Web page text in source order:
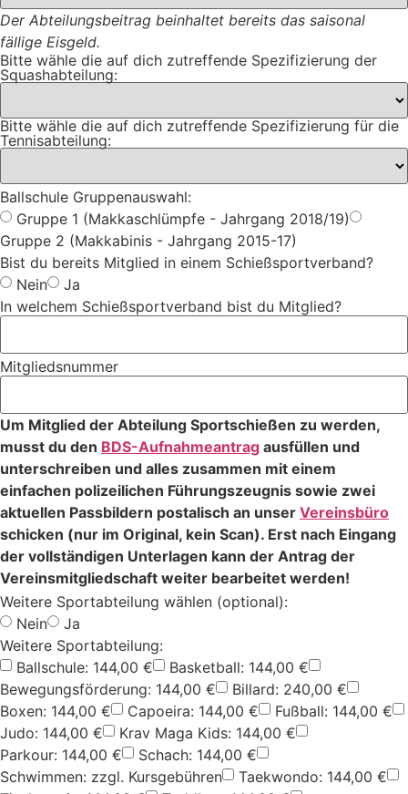
Der Abteilungsbeitrag beinhaltet bereits das saisonal
fällige Eisgeld.
Bitte wähle die auf dich zutreffende Spezifizierung der
Squashabteilung:
Bitte wähle die auf dich zutreffende Spezifizierung für die
Tennisabteilung:
Ballschule Gruppenauswahl:
Gruppe 1 (Makkaschlümpfe - Jahrgang 2018/19)
Gruppe 2 (Makkabinis - Jahrgang 2015-17)
Bist du bereits Mitglied in einem Schießsportverband?
Nein
Ja
In welchem Schießsportverband bist du Mitglied?
Mitgliedsnummer
Um Mitglied der Abteilung Sportschießen zu werden,
musst du den BDS-Aufnahmeantrag ausfüllen und
unterschreiben und alles zusammen mit einem
einfachen polizeilichen Führungszeugnis sowie zwei
aktuellen Passbildern postalisch an unser Vereinsbüro
schicken (nur im Original, kein Scan). Erst nach Eingang
der vollständigen Unterlagen kann der Antrag der
Vereinsmitgliedschaft weiter bearbeitet werden!
Weitere Sportabteilung wählen (optional):
Nein
Ja
Weitere Sportabteilung:
Ballschule: 144,00 €
Basketball: 144,00 €
Bewegungsförderung: 144,00 €
Billard: 240,00 €
Boxen: 144,00 €
Capoeira: 144,00 €
Fußball: 144,00 €
Judo: 144,00 €
Krav Maga Kids: 144,00 €
Parkour: 144,00 €
Schach: 144,00 €
Schwimmen: zzgl. Kursgebühren
Taekwondo: 144,00 €